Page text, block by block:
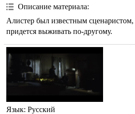
Описание материала:
Алистер был известным сценаристом,
придется выживать по-другому.
Язык: Русский